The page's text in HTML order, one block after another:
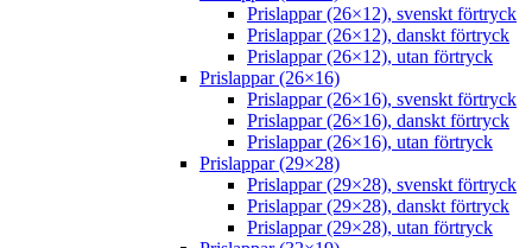
Prislappar (26×12), svenskt förtryck
Prislappar (26×12), danskt förtryck
Prislappar (26×12), utan förtryck
Prislappar (26×16)
Prislappar (26×16), svenskt förtryck
Prislappar (26×16), danskt förtryck
Prislappar (26×16), utan förtryck
Prislappar (29×28)
Prislappar (29×28), svenskt förtryck
Prislappar (29×28), danskt förtryck
Prislappar (29×28), utan förtryck